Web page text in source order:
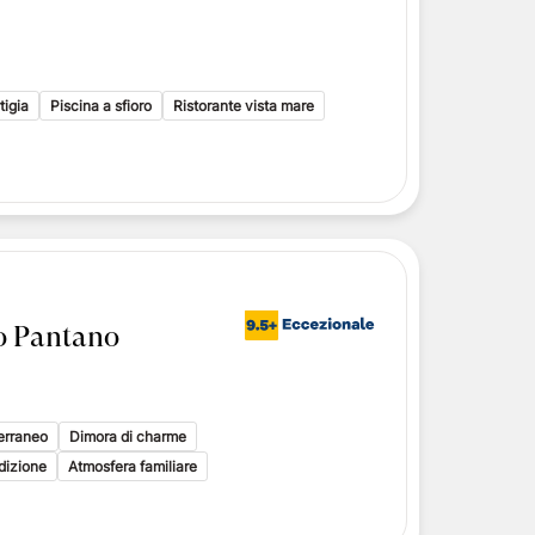
toscani
Isole Eolie
EoliePiscina a sfioro Ristorante vista mare
Pantano
Dimora di charme
Atmosfera familiare